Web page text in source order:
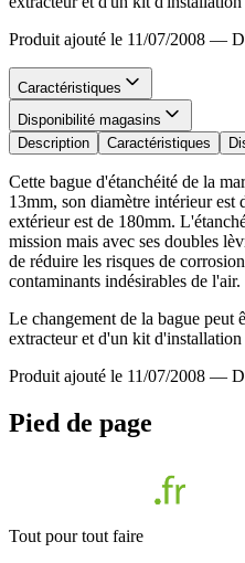
Produit ajouté le 11/07/2008 —
Caractéristiques
Disponibilité magasins
Description
Caractéristiques
Cette bague d'étanchéité de la
13mm, son diamètre intérieur est
extérieur est de 180mm.
mission mais avec ses doubles
de réduire les risques de
contaminants indésirables de l'air.
Le changement de la bague peut
extracteur et d'un kit d'installation
Produit ajouté le 11/07/2008 —
Pied de page
Tout pour tout faire